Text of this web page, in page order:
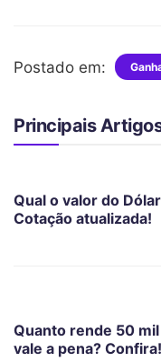
Postado em:
Principais
Qual o valor do
Cotação atualizada!
Quanto rende 50
vale a pena? Confira!